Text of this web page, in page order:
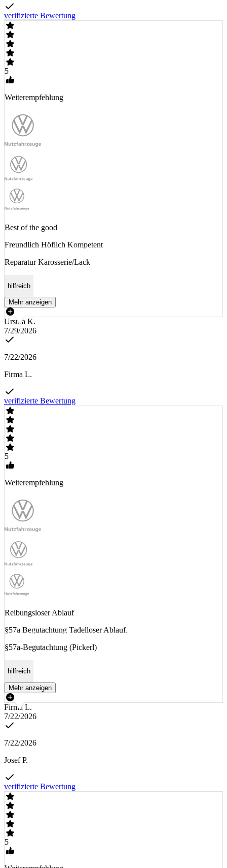
verifizierte Bewertung
5
Weiterempfehlung
Best of the good
Freundlich Höflich Kompetent
Reparatur Karosserie/Lack
hilfreich
Mehr anzeigen
Ursula K.
7/29/2026
7/22/2026
Firma L.
verifizierte Bewertung
5
Weiterempfehlung
Reibungsloser Ablauf
§57a Begutachtung Tadelloser Ablauf.
§57a-Begutachtung (Pickerl)
hilfreich
Mehr anzeigen
Firma L.
7/22/2026
7/22/2026
Josef P.
verifizierte Bewertung
5